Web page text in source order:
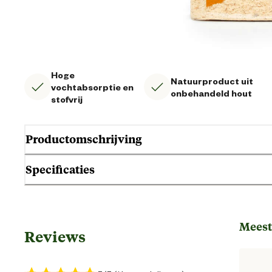
Hoge
vochtabsorptie en
stofvrij
Natuurproduct uit
onbehandeld hout
Productomschrijving
Welkoop Houtvezel is een natuurlijke bodembedekker met een
Specificaties
Reviews